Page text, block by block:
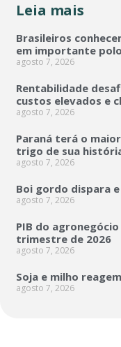
Leia mais
Brasileiros
em importante
agosto 7, 2026
Rentabilidade
custos elevados e
agosto 7, 2026
Paraná terá o
trigo de sua
agosto 7, 2026
Boi gordo dispara
agosto 7, 2026
PIB do
trimestre de 2026
agosto 7, 2026
Soja e milho
agosto 7, 2026